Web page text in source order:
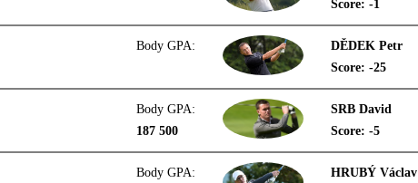
Score: -1
Body GPA:
DĚDEK Petr
Score: -25
Body GPA:
187 500
SRB David
Score: -5
Body GPA:
HRUBÝ Václav